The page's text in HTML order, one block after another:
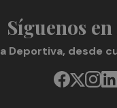
Síguenos
Deportiva, desde